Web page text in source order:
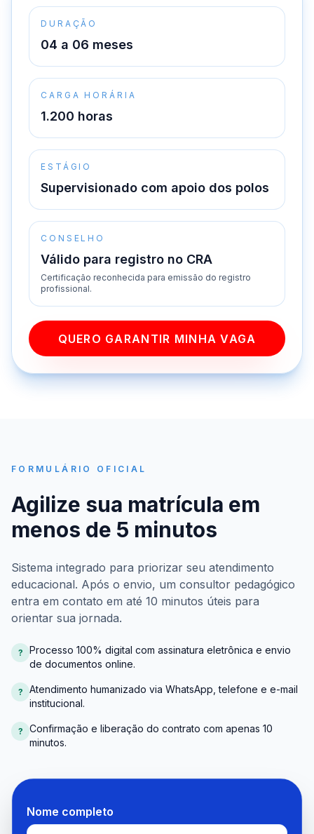
DURAÇÃO
04 a 06 meses
CARGA HORÁRIA
1.200 horas
ESTÁGIO
Supervisionado com apoio dos polos
CONSELHO
Válido para registro no CRA
Certificação reconhecida para emissão do registro
profissional.
QUERO GARANTIR MINHA VAGA
FORMULÁRIO OFICIAL
Agilize sua matrícula em
menos de 5 minutos
Sistema integrado para priorizar seu atendimento
educacional. Após o envio, um consultor pedagógico
entra em contato em até 10 minutos úteis para
orientar sua jornada.
?
Processo 100% digital com assinatura eletrônica e envio
de documentos online.
?
Atendimento humanizado via WhatsApp, telefone e e-mail
institucional.
?
Confirmação e liberação do contrato com apenas 10
minutos.
Nome completo